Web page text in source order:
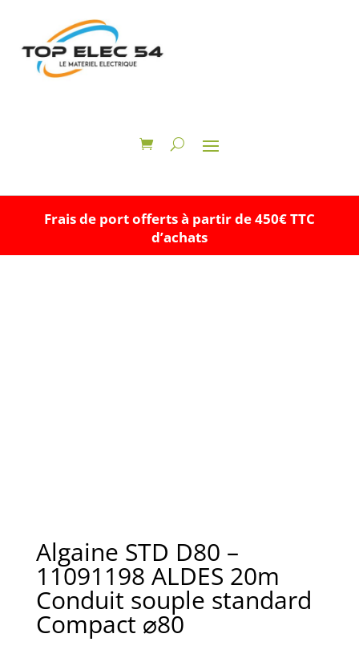
Frais de port offerts à partir de 450€ TTC
d’achats
Algaine STD D80 –
11091198 ALDES 20m
Conduit souple standard
Compact ⌀80